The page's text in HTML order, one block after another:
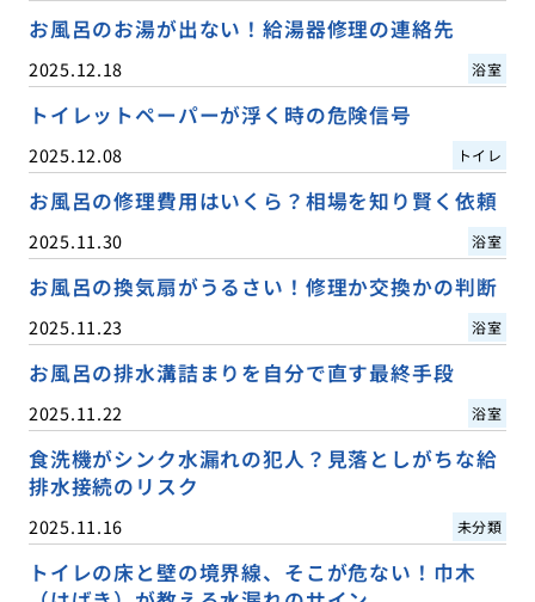
お風呂のお湯が出ない！給湯器修理の連絡先
2025.12.18 浴室
トイレットペーパーが浮く時の危険信号
2025.12.08 トイレ
お風呂の修理費用はいくら？相場を知り賢く依頼
2025.11.30 浴室
お風呂の換気扇がうるさい！修理か交換かの判断
2025.11.23 浴室
お風呂の排水溝詰まりを自分で直す最終手段
2025.11.22 浴室
食洗機がシンク水漏れの犯人？見落としがちな給
排水接続のリスク
2025.11.16 未分類
トイレの床と壁の境界線、そこが危ない！巾木